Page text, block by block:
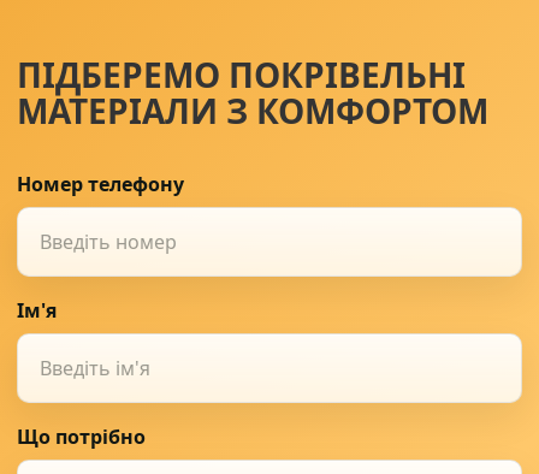
ПІДБЕРЕМО ПОКРІВЕЛЬНІ
МАТЕРІАЛИ З КОМФОРТОМ
Номер телефону
Ім'я
Що потрібно